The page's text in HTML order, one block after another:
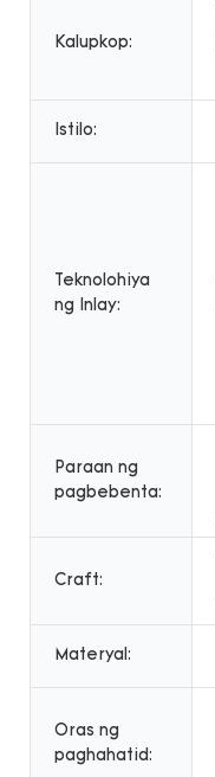
Kalupkop:
Istilo:
Teknolohiya
ng Inlay:
Paraan ng
pagbebenta:
Craft:
Materyal:
Oras ng
paghahatid: